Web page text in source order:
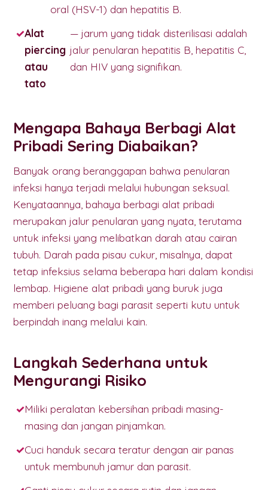
oral (HSV-1) dan hepatitis B.
Alat
piercing
atau
tato
— jarum yang tidak disterilisasi adalah
jalur penularan hepatitis B, hepatitis C,
dan HIV yang signifikan.
Mengapa Bahaya Berbagi Alat
Pribadi Sering Diabaikan?
Banyak orang beranggapan bahwa penularan
infeksi hanya terjadi melalui hubungan seksual.
Kenyataannya, bahaya berbagi alat pribadi
merupakan jalur penularan yang nyata, terutama
untuk infeksi yang melibatkan darah atau cairan
tubuh. Darah pada pisau cukur, misalnya, dapat
tetap infeksius selama beberapa hari dalam kondisi
lembap. Higiene alat pribadi yang buruk juga
memberi peluang bagi parasit seperti kutu untuk
berpindah inang melalui kain.
Langkah Sederhana untuk
Mengurangi Risiko
Miliki peralatan kebersihan pribadi masing-
masing dan jangan pinjamkan.
Cuci handuk secara teratur dengan air panas
untuk membunuh jamur dan parasit.